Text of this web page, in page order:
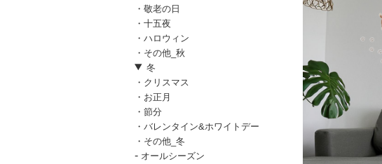
・敬老の日
・十五夜
・ハロウィン
・その他_秋
冬
・クリスマス
・お正月
・節分
・バレンタイン&ホワイトデー
・その他_冬
- オールシーズン